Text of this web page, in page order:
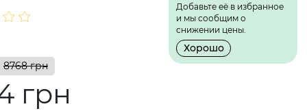
Добавьте её в избранное
и мы сообщим о
снижении цены.
Хорошо
8768 грн
грн